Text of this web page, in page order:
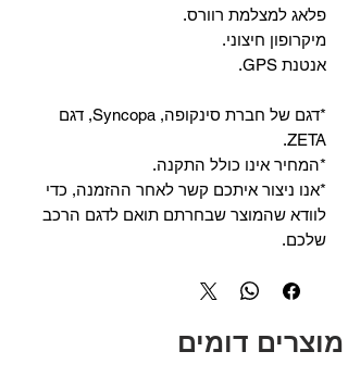
פלאג למצלמת רוורס.
מיקרופון חיצוני.
אנטנת GPS.
*דגם של חברת סינקופה, Syncopa, דגם
ZETA.
*המחיר אינו כולל התקנה.
*אנו ניצור איתכם קשר לאחר ההזמנה, כדי
לוודא שהמוצר שבחרתם תואם לדגם הרכב
שלכם.
מוצרים דומים